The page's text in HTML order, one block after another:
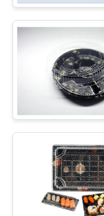
কারখানা
ভ্রমণ
নিয়ন্ত্রণ
যোগাযোগ